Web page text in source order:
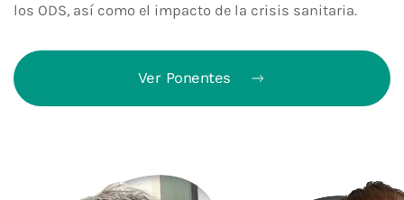
los ODS, así como el impacto de la crisis sanitaria.
Ver Ponentes